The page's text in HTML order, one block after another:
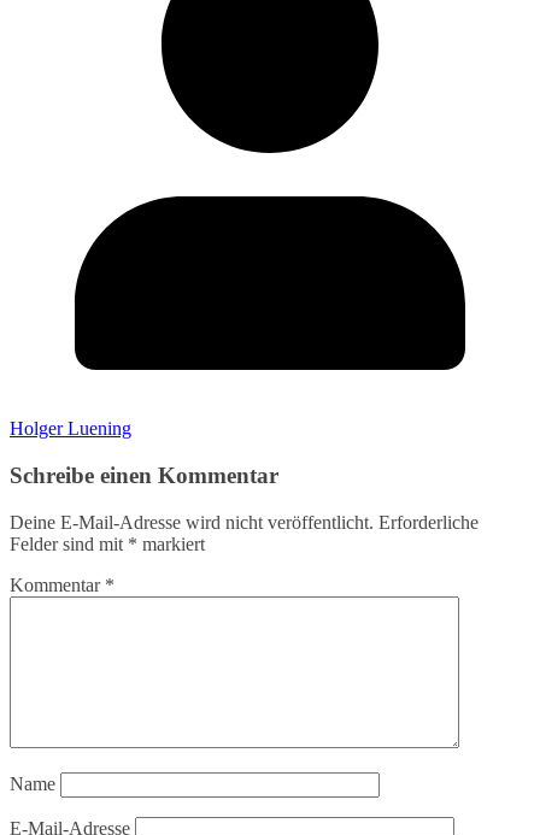
Holger Luening
Schreibe einen Kommentar
Deine E-Mail-Adresse wird nicht veröffentlicht. Erforderliche
Felder sind mit * markiert
Kommentar *
Name
E-Mail-Adresse